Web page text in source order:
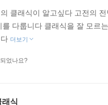
클래식이 알고싶다 고전의
를 다룹니다 클래식을 잘 모르
더보기
었나요?
래식